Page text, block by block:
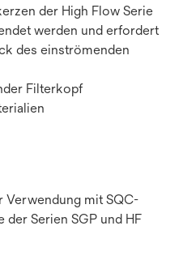
der High Flow Serie
werden und erfordert
des einströmenden
Filterkopf
Verwendung mit SQC-
Serien SGP und HF